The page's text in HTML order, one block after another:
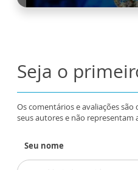
Seja o
Os comentários e avaliações
seus autores e não representam
Seu nome